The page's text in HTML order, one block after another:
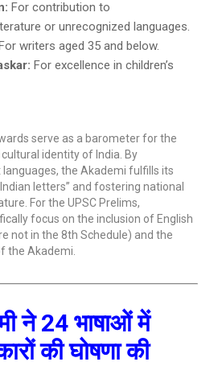
For contribution to
or unrecognized languages.
writers aged 35 and below.
For excellence in children’s
serve as a barometer for the
identity of India. By
the Akademi fulfills its
letters” and fostering national
For the UPSC Prelims,
focus on the inclusion of English
not in the 8th Schedule) and the
the Akademi.
ने 24 भाषाओं में
की घोषणा की